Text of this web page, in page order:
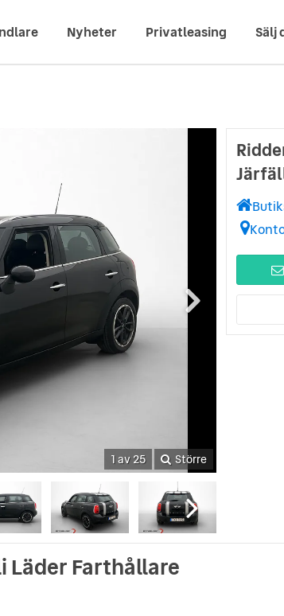
Nyheter Privatleasing Sälj
1 av 25 Större
Läder Farthållare